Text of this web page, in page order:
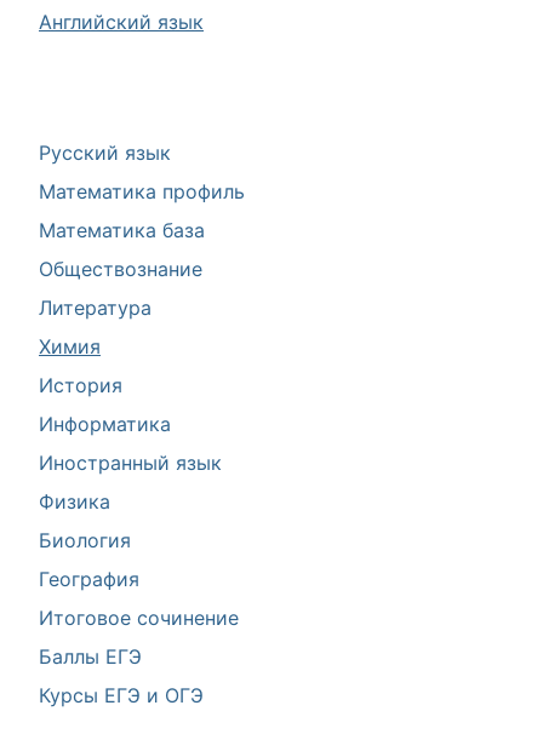
Русский язык
Математика профиль
Математика база
Обществознание
Литература
Химия
История
Информатика
Иностранный язык
Физика
Биология
География
Итоговое сочинение
Баллы ЕГЭ
Курсы ЕГЭ и ОГЭ
Английский язык